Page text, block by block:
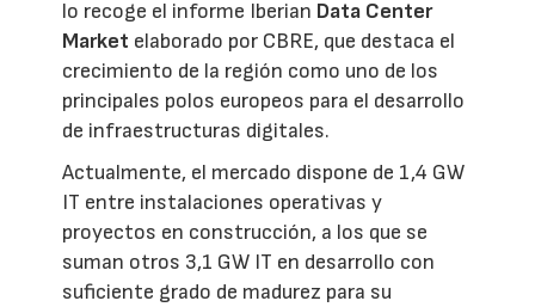
lo recoge el informe Iberian Data Center
Market elaborado por CBRE, que destaca el
crecimiento de la región como uno de los
principales polos europeos para el desarrollo
de infraestructuras digitales.
Actualmente, el mercado dispone de 1,4 GW
IT entre instalaciones operativas y
proyectos en construcción, a los que se
suman otros 3,1 GW IT en desarrollo con
suficiente grado de madurez para su